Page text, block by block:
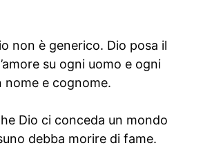
non è generico. Dio posa il
su ogni uomo e ogni
nome e cognome.
Dio ci conceda un mondo
debba morire di fame.